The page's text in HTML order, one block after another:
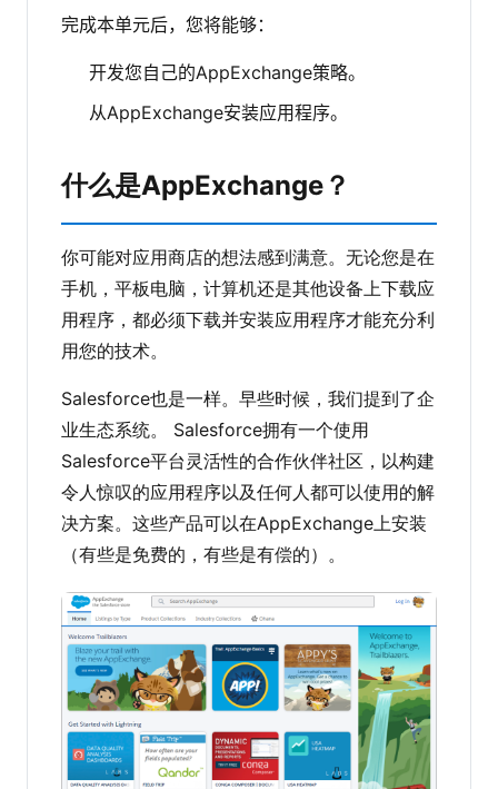
完成本单元后，您将能够：
开发您自己的AppExchange策略。
从AppExchange安装应用程序。
什么是AppExchange？
你可能对应用商店的想法感到满意。无论您是在
手机，平板电脑，计算机还是其他设备上下载应
用程序，都必须下载并安装应用程序才能充分利
用您的技术。
Salesforce也是一样。早些时候，我们提到了企
业生态系统。 Salesforce拥有一个使用
Salesforce平台灵活性的合作伙伴社区，以构建
令人惊叹的应用程序以及任何人都可以使用的解
决方案。这些产品可以在AppExchange上安装
（有些是免费的，有些是有偿的）。